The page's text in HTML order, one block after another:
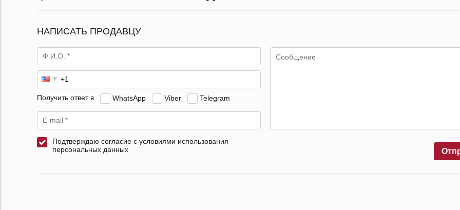
НАПИСАТЬ ПРОДАВЦУ
Получить ответ в WhatsApp Viber Telegram
Подтверждаю согласие с условиями использования
персональных данных